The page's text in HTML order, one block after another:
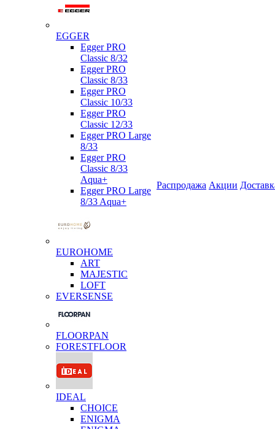
EGGER
Egger PRO
Classic 8/32
Egger PRO
Classic 8/33
Egger PRO
Classic 10/33
Egger PRO
Classic 12/33
Egger PRO Large
8/33
Egger PRO
Classic 8/33
Aqua+
Egger PRO Large
8/33 Aqua+
EUROHOME
ART
MAJESTIC
LOFT
EVERSENSE
FLOORPAN
FORESTFLOOR
IDEAL
CHOICE
ENIGMA
Распродажа Акции